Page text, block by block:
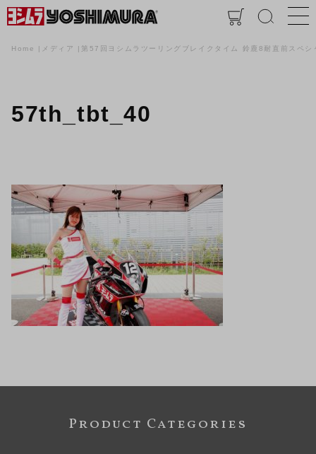
Home メディア 第57回ヨシムラツーリングブレイクタイム 鈴鹿8耐直前スペシ
57th_tbt_40
Product Categories